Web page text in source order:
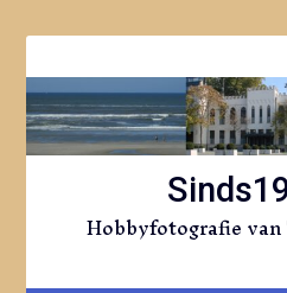
naar
inhoud
Hobbyfotografie